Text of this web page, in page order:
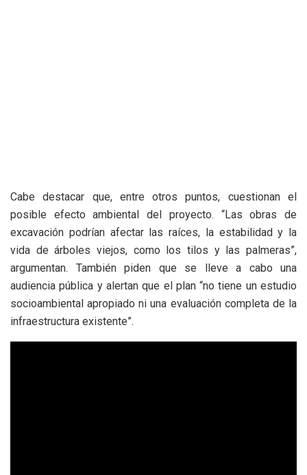
Cabe destacar que, entre otros puntos, cuestionan el
posible efecto ambiental del proyecto. “Las obras de
excavación podrían afectar las raíces, la estabilidad y la
vida de árboles viejos, como los tilos y las palmeras”,
argumentan. También piden que se lleve a cabo una
audiencia pública y alertan que el plan “no tiene un estudio
socioambiental apropiado ni una evaluación completa de la
infraestructura existente”.